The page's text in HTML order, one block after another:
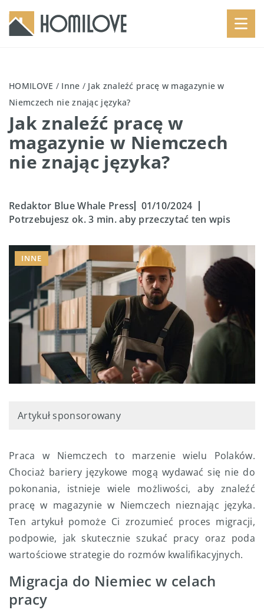
HOMILOVE / Inne / Jak znaleźć pracę w magazynie w
Niemczech nie znając języka?
Jak znaleźć pracę w
magazynie w Niemczech
nie znając języka?
Redaktor Blue Whale Press
01/10/2024
Potrzebujesz ok. 3 min. aby przeczytać ten wpis
INNE
Artykuł sponsorowany
Praca w Niemczech to marzenie wielu Polaków.
Chociaż bariery językowe mogą wydawać się nie do
pokonania, istnieje wiele możliwości, aby znaleźć
pracę w magazynie w Niemczech nieznając języka.
Ten artykuł pomoże Ci zrozumieć proces migracji,
podpowie, jak skutecznie szukać pracy oraz poda
wartościowe strategie do rozmów kwalifikacyjnych.
Migracja do Niemiec w celach
pracy